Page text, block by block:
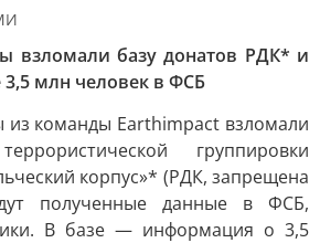
взломали базу донатов РДК* и
3,5 млн человек в ФСБ
из команды Earthimpact взломали
группировки
корпус»* (РДК, запрещена
полученные данные в ФСБ,
В базе — информация о 3,5